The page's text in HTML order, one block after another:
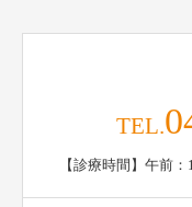
TEL.
【診療時間】午前